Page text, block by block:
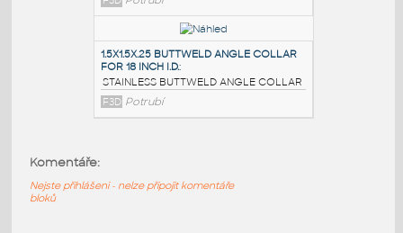
1.5X1.5X.125 BUTTWELD ANGLE COLLAR
FOR 10 INCH I.D:
STAINLESS BUTTWELD ANGLE COLLAR
F3D Potrubí
F3D Potrubí
Komentáře:
Nejste přihlášeni - nelze připojit komentáře
bloků